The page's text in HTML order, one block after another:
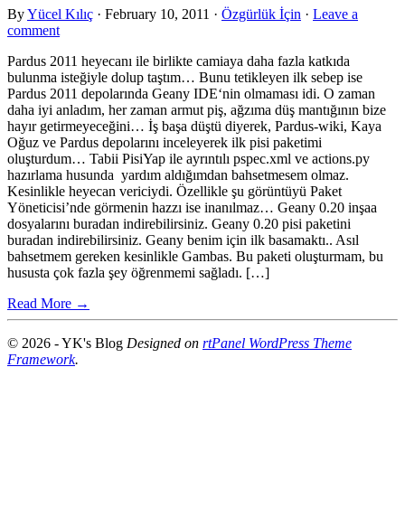
ByYücel Kılıç · February 10, 2011 · Özgürlük İçin · Leave a
comment
Pardus 2011 heyecanı ile birlikte camiaya daha fazla katkıda
bulunma isteğiyle dolup taştım… Bunu tetikleyen ilk sebep ise
Pardus 2011 depolarında Geany IDE‘nin olmaması idi. O zaman
daha iyi anladım, her zaman armut piş, ağzıma düş mantığının bize
hayır getirmeyeceğini… İş başa düştü diyerek, Pardus-wiki, Kaya
Oğuz ve Pardus depolarını inceleyerek ilk pisi paketimi
oluşturdum… Tabii PisiYap ile ayrıntılı pspec.xml ve actions.py
hazırlama husunda yardım aldığımdan bahsetmesem olmaz.
Kesinlikle heyecan vericiydi. Özellikle şu görüntüyü Paket
Yöneticisi’nde görmenin hazzı ise inanılmaz… Geany 0.20 inşaa
dosyalarını buradan indirebilirsiniz. Geany 0.20 pisi paketini
buradan indirebilirsiniz. Geany benim için ilk basamaktı.. Asıl
bahsetmem gereken kesinlikle Gambas. Bu paketi oluşturmam, bu
hususta çok fazla şey öğrenmemi sağladı. […]
Read More →
© 2026 - YK's Blog Designed on rtPanel WordPress Theme
Framework.